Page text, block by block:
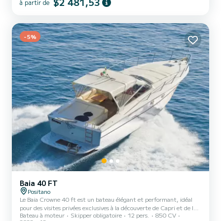
la côte amalfitaine. Idéal pour des visites privées d'une journée
et une salle de bains complets,...
à partir de
-5%
Baia 40 FT
Positano
Le Baia Crowne 40 ft est un bateau élégant et performant, idéal
pour des visites privées exclusives à la découverte de Capri et de la
côte amalfitaine. Spacieux et confortable, il peut accueillir jusqu'à
Bateau à moteur Skipper obligatoire 12 pers.
850 CV